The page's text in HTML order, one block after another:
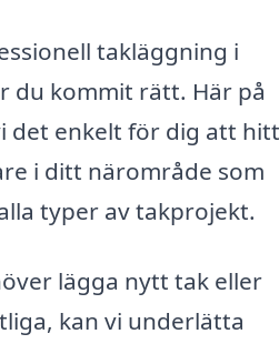
takläggning i
du kommit rätt. Här på
det enkelt för dig att
i ditt närområde som
typer av takprojekt.
lägga nytt tak eller
kan vi underlätta